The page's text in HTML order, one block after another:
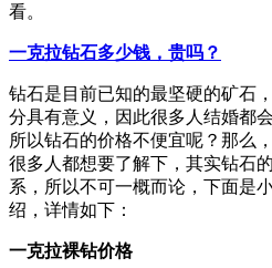
看。
一克拉钻石多少钱，贵吗？
钻石是目前已知的最坚硬的矿石
分具有意义，因此很多人结婚都
所以钻石的价格不便宜呢？那么
很多人都想要了解下，其实钻石
系，所以不可一概而论，下面是
绍，详情如下：
一克拉裸钻价格